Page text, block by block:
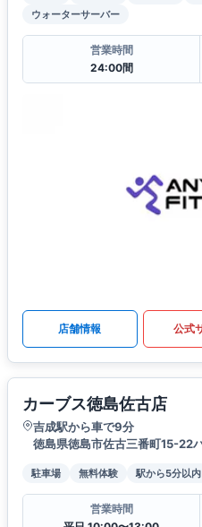
ウォーターサーバー
営業時間
24:00間
店舗情報 公式
カーブス徳島佐古店
吉成駅から車で9分
徳島県徳島市佐古三番町15-22
駐車場 無料体験 駅から5分以内
営業時間